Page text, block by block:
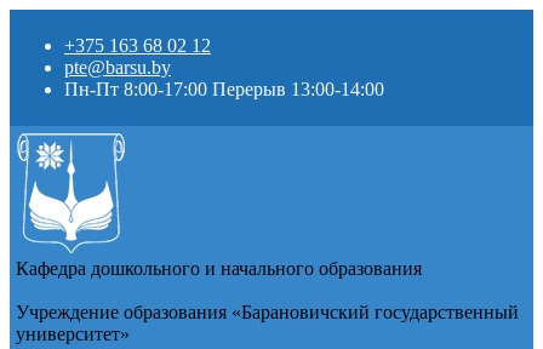
+375 163 68 02 12
pte@barsu.by
Пн-Пт 8:00-17:00 Перерыв 13:00-14:00
Кафедра дошкольного и начального образования
Учреждение образования «Барановичский государственный
университет»